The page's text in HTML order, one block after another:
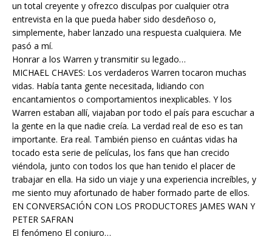
un total creyente y ofrezco disculpas por cualquier otra
entrevista en la que pueda haber sido desdeñoso o,
simplemente, haber lanzado una respuesta cualquiera. Me
pasó a mí.
Honrar a los Warren y transmitir su legado…
MICHAEL CHAVES: Los verdaderos Warren tocaron muchas
vidas. Había tanta gente necesitada, lidiando con
encantamientos o comportamientos inexplicables. Y los
Warren estaban allí, viajaban por todo el país para escuchar a
la gente en la que nadie creía. La verdad real de eso es tan
importante. Era real. También pienso en cuántas vidas ha
tocado esta serie de películas, los fans que han crecido
viéndola, junto con todos los que han tenido el placer de
trabajar en ella. Ha sido un viaje y una experiencia increíbles, y
me siento muy afortunado de haber formado parte de ellos.
EN CONVERSACIÓN CON LOS PRODUCTORES JAMES WAN Y
PETER SAFRAN
El fenómeno El conjuro…